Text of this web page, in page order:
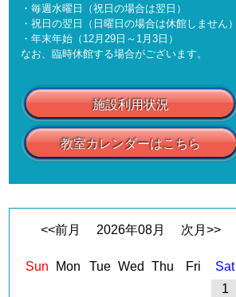
・毎週水曜日（祝日の場合は翌日）
・祝日の翌日（日曜日の場合は休館しません）
・年末年始（12月29日～1月3日）
なお、臨時休館する場合がございます。
施設利用状況
教室カレンダーはこちら
<<前月 2026年08月 次月>>
Sun Mon Tue Wed Thu Fri
Sat
1